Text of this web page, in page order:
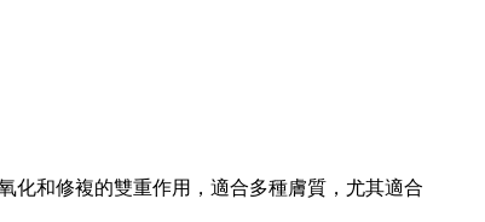
化和修複的雙重作用，適合多種膚質，尤其適合